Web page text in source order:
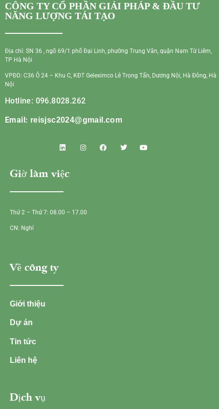
CÔNG TY CỔ PHẦN GIẢI PHÁP & ĐẦU TƯ
NĂNG LƯỢNG TÁI TẠO
Địa chỉ: SN 36 , ngõ 69/1 phố Đại Linh, phường Trung Văn, quận Nam Từ Liêm,
TP Hà Nội
VPĐD: C36 Ô 24 – Khu C, KĐT Geleximco Lê Trọng Tấn, Dương Nội, Hà Đông, Hà
Nội
Hotline: 096.8028.262
Email: reisjsc2024@gmail.com
Giờ làm việc
Thứ 2 – Thứ 7: 08.00 – 17.00
CN: Nghỉ
Về công ty
Giới thiệu
Dự án
Tin tức
Liên hệ
Dịch vụ